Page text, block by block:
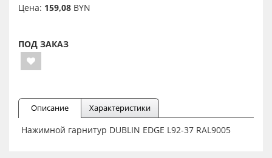
Цена: 159,08 BYN
ПОД ЗАКАЗ
Описание Характеристики
Нажимной гарнитур DUBLIN EDGE L92-37 RAL9005